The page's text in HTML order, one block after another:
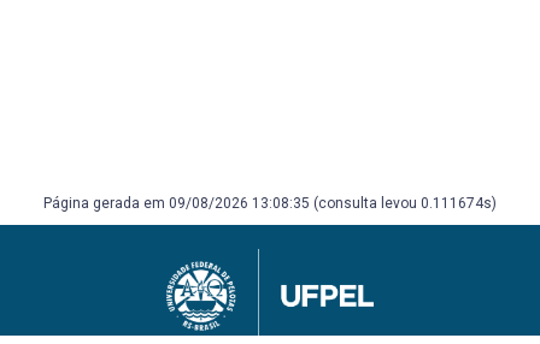
Página gerada em 09/08/2026 13:08:35 (consulta levou 0.111674s)